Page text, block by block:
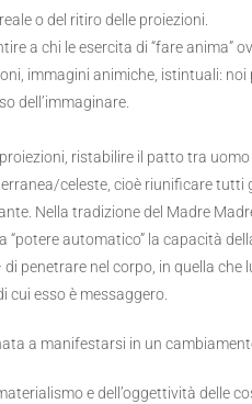
o del ritiro delle proiezioni.
a chi le esercita di “fare anima”
immagini animiche, istintuali:
dell’immaginare.
ristabilire il patto tra uomo
celeste, cioè riunificare tutti
Nella tradizione del Madre
automatico” la capacità
penetrare nel corpo, in quella che
cui esso è messaggero.
a manifestarsi in un
e dell’oggettività delle